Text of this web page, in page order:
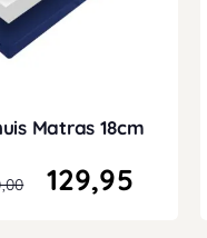
Matras 18cm
129,95